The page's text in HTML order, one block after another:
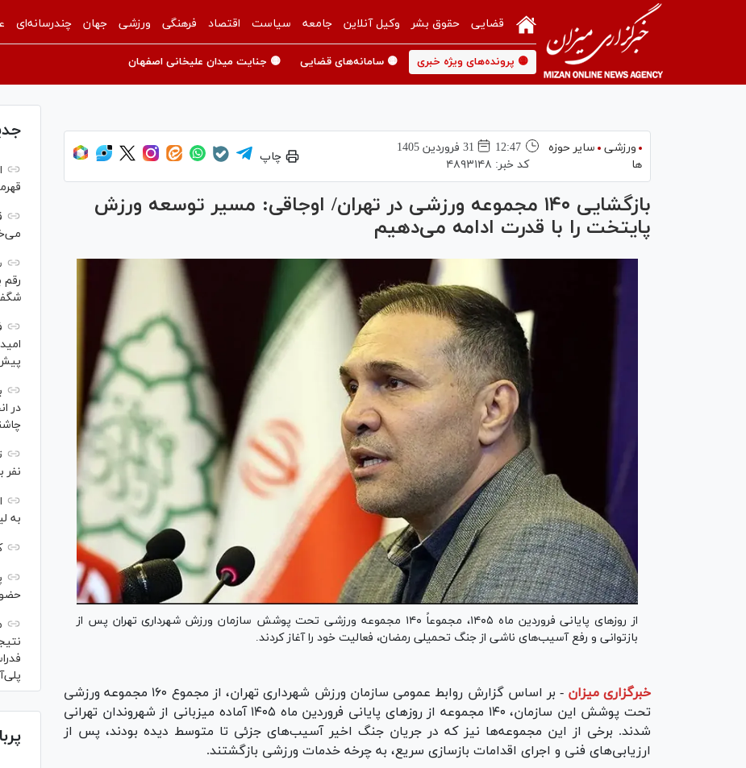
قضایی حقوق بشر وکیل آنلاین جامعه سیاست اقتصاد فرهنگی ورزشی جهان چندرسانه‌ای
🟡 پرونده‌های ویژه خبری 🟡 سامانه‌های قضایی 🟡 جنایت میدان علیخانی اصفهان
ورزشی
سایر حوزه
ها
12:47
31 فروردين 1405
کد خبر: ۴۸۹۳۱۴۸
چاپ
بازگشایی ۱۴۰ مجموعه ورزشی در تهران/ اوجاقی: مسیر توسعه ورزش
پایتخت را با قدرت ادامه می‌دهیم
از روز‌های پایانی فروردین ماه ۱۴۰۵، مجموعاً ۱۴۰ مجموعه ورزشی تحت پوشش سازمان ورزش شهرداری تهران پس از
بازتوانی و رفع آسیب‌های ناشی از جنگ تحمیلی رمضان، فعالیت خود را آغاز کردند.
خبرگزاری میزان -
بر اساس گزارش روابط عمومی سازمان ورزش شهرداری تهران، از مجموع ۱۶۰ مجموعه ورزشی
تحت پوشش این سازمان، ۱۴۰ مجموعه از روز‌های پایانی فروردین ماه ۱۴۰۵ آماده میزبانی از شهروندان تهرانی
شدند. برخی از این مجموعه‌ها نیز که در جریان جنگ اخیر آسیب‌های جزئی تا متوسط دیده بودند، پس از
ارزیابی‌های فنی و اجرای اقدامات بازسازی سریع، به چرخه خدمات ورزشی بازگشتند.
رقم
در
نفر
به